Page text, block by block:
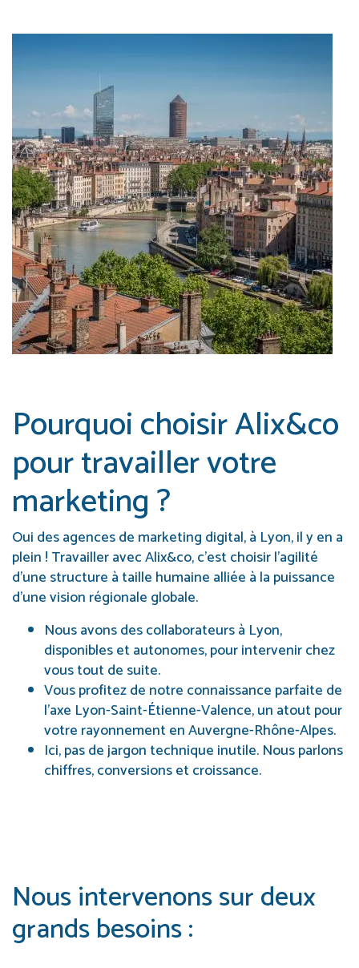
Pourquoi choisir Alix&co
pour travailler votre
marketing ?
Oui des agences de marketing digital, à Lyon, il y en a
plein ! Travailler avec Alix&co, c’est choisir l’agilité
d’une structure à taille humaine alliée à la puissance
d’une vision régionale globale.
Nous avons des collaborateurs à Lyon,
disponibles et autonomes, pour intervenir chez
vous tout de suite.
Vous profitez de notre connaissance parfaite de
l’axe Lyon-Saint-Étienne-Valence, un atout pour
votre rayonnement en Auvergne-Rhône-Alpes.
Ici, pas de jargon technique inutile. Nous parlons
chiffres, conversions et croissance.
Nous intervenons sur deux
grands besoins :